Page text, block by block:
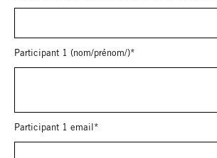
Participant 1 (nom/prénom/)*
Participant 1 email*